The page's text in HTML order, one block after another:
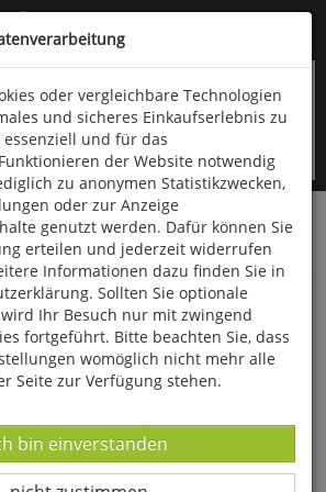
Seite überspringen
oder (06766) 9323-960
Downloads
Zeitschriften
Vogelaugen
oder vergleichbare Technologien
und sicheres Einkaufserlebnis zu
und für das
der Website notwendig
zu anonymen Statistikzwecken,
oder zur Anzeige
genutzt werden. Dafür können Sie
erteilen und jederzeit widerrufen
Informationen dazu finden Sie in
Sollten Sie optionale
Ihr Besuch nur mit zwingend
fortgeführt. Bitte beachten Sie, dass
womöglich nicht mehr alle
Seite zur Verfügung stehen.
-
bin einverstanden